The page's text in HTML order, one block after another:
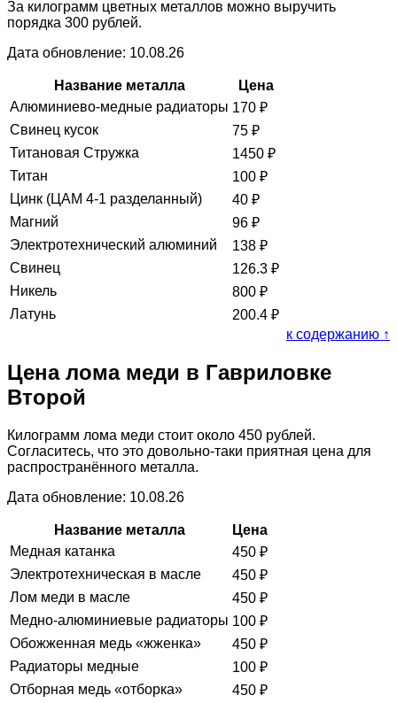
За килограмм цветных металлов можно выручить
порядка 300 рублей.
Дата обновление: 10.08.26
Название металла
Цена
Алюминиево-медные радиаторы 170 ₽
Свинец кусок
75 ₽
Титановая Стружка
1450 ₽
Титан
100 ₽
Цинк (ЦАМ 4-1 разделанный)
40 ₽
Магний
96 ₽
Электротехнический алюминий
138 ₽
Свинец
126.3 ₽
Никель
800 ₽
Латунь
200.4 ₽
к содержанию ↑
Цена лома меди в Гавриловке
Второй
Килограмм лома меди стоит около 450 рублей.
Согласитесь, что это довольно-таки приятная цена для
распространённого металла.
Дата обновление: 10.08.26
Название металла
Цена
Медная катанка
450 ₽
Электротехническая в масле
450 ₽
Лом меди в масле
450 ₽
Медно-алюминиевые радиаторы 100 ₽
Обожженная медь «жженка»
450 ₽
Радиаторы медные
100 ₽
Отборная медь «отборка»
450 ₽